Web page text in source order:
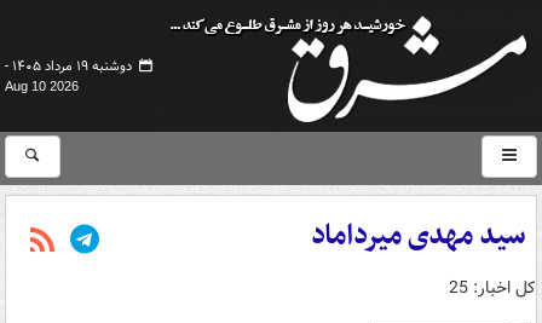
دوشنبه ۱۹ مرداد ۱۴۰۵ -
Aug 10 2026
سید مهدی میرداماد
کل اخبار: 25